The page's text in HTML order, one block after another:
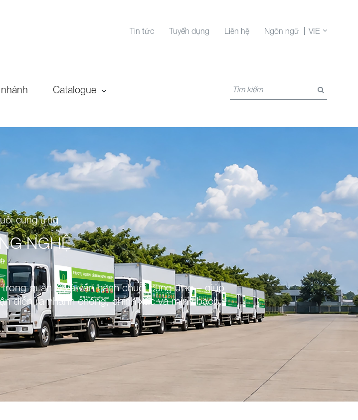
Tin tức Tuyển dụng Liên hệ Ngôn ngữ VIE
Catalogue
cung ứng
NGHỆ
quản lý và vận hành chuỗi cung ứng – giúp
diễn ra nhanh chóng, chính xác và minh bạch.